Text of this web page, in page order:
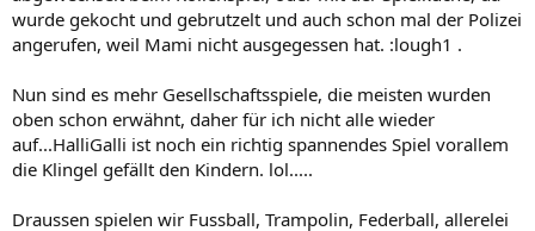
wurde gekocht und gebrutzelt und auch schon mal der Polizei
angerufen, weil Mami nicht ausgegessen hat. :lough1 .
Nun sind es mehr Gesellschaftsspiele, die meisten wurden
oben schon erwähnt, daher für ich nicht alle wieder
auf...HalliGalli ist noch ein richtig spannendes Spiel vorallem
die Klingel gefällt den Kindern. lol.....
Draussen spielen wir Fussball, Trampolin, Federball, allerelei